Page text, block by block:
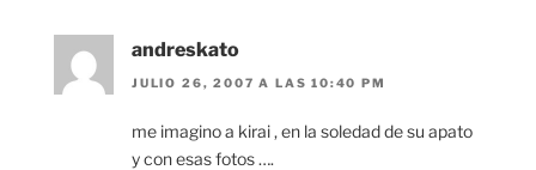
andreskato
JULIO 26, 2007 A LAS 10:40 PM
me imagino a kirai , en la soledad de su apato
y con esas fotos ….